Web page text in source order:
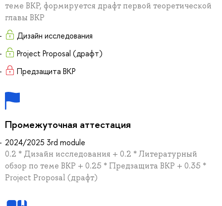
теме ВКР, формируется драфт первой теоретической
главы ВКР
Дизайн исследования
Project Proposal (драфт)
Предзащита ВКР
Промежуточная аттестация
2024/2025 3rd module
0.2 * Дизайн исследования + 0.2 * Литературный
обзор по теме ВКР + 0.25 * Предзащита ВКР + 0.35 *
Project Proposal (драфт)